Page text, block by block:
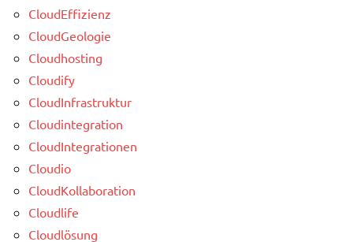
CloudEffizienz
CloudGeologie
Cloudhosting
Cloudify
CloudInfrastruktur
Cloudintegration
CloudIntegrationen
Cloudio
CloudKollaboration
Cloudlife
Cloudlösung